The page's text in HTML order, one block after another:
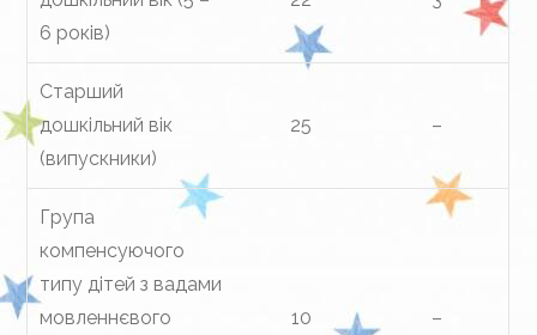
6 років)
Старший
дошкільний вік
(випускники)
25 –
Група
компенсуючого
типу дітей з вадами
мовленнєвого
10 –